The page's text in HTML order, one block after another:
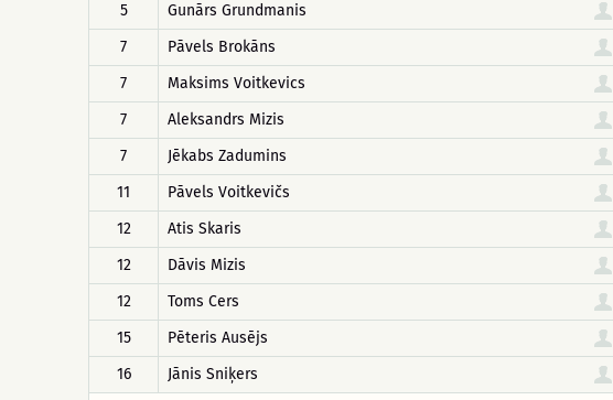
5
Gunārs Grundmanis
7
Pāvels Brokāns
7
Maksims Voitkevics
7
Aleksandrs Mizis
7
Jēkabs Zadumins
11
Pāvels Voitkevičs
12
Atis Skaris
12
Dāvis Mizis
12
Toms Cers
15
Pēteris Ausējs
16
Jānis Sniķers